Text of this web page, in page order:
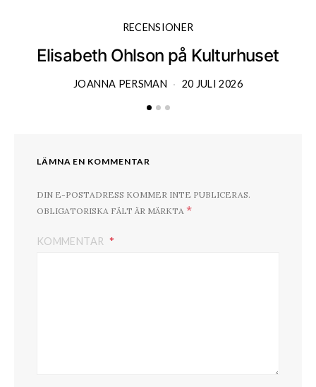
RECENSIONER
Elisabeth Ohlson på Kulturhuset
JOANNA PERSMAN 20 JULI 2026
LÄMNA EN KOMMENTAR
DIN E-POSTADRESS KOMMER INTE PUBLICERAS.
OBLIGATORISKA FÄLT ÄR MÄRKTA *
KOMMENTAR